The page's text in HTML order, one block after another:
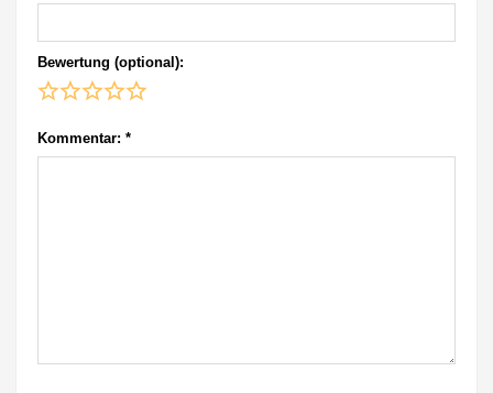
Bewertung (optional):
Kommentar: *